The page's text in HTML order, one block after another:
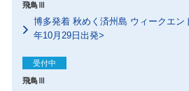
飛鳥Ⅲ
博多発着 秋めく済州島 ウィークエ
年10月29日出発>
飛鳥Ⅲ
受付中